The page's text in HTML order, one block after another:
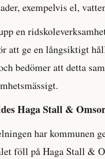
exempelvis el,
en
att ge en långsiktigt
bedömer att detta
Haga Stall &
har kommunen
föll på Haga Stall &